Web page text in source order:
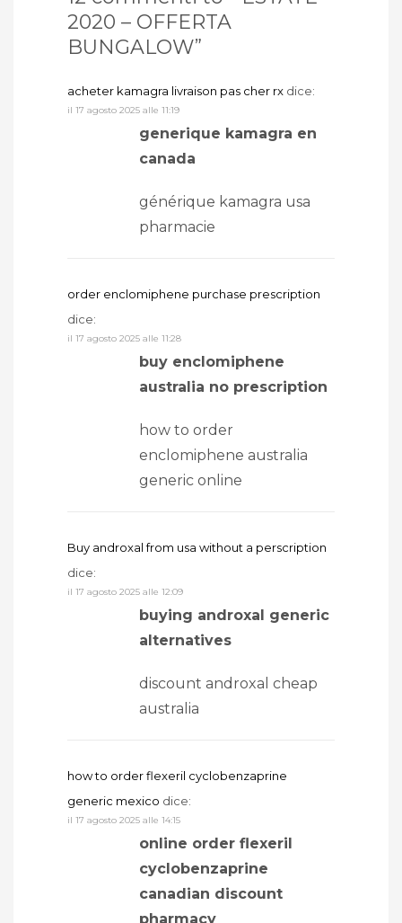
2020 – OFFERTA
BUNGALOW”
acheter kamagra livraison pas cher rx dice:
il 17 agosto 2025 alle 11:19
generique kamagra en
canada
générique kamagra usa
pharmacie
order enclomiphene purchase prescription
dice:
il 17 agosto 2025 alle 11:28
buy enclomiphene
australia no prescription
how to order
enclomiphene australia
generic online
Buy androxal from usa without a perscription
dice:
il 17 agosto 2025 alle 12:09
buying androxal generic
alternatives
discount androxal cheap
australia
how to order flexeril cyclobenzaprine
generic mexico dice:
il 17 agosto 2025 alle 14:15
online order flexeril
cyclobenzaprine
canadian discount
pharmacy